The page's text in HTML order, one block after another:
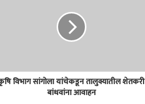
विभाग सांगोला यांचेकडून तालुक्यातील शेतकरी
बांधवांना आवाहन